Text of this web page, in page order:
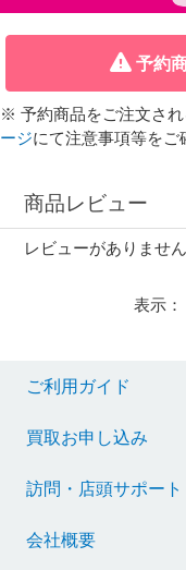
予約
※ 予約商品をご注文さ
ージにて注意事項等をご
商品レビュー
レビューがありません
表示
ご利用ガイド
買取お申し込み
訪問・店頭サポート
会社概要